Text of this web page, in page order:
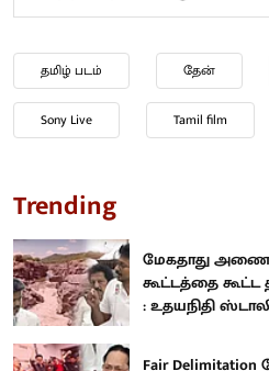
தமிழ் படம் தேன்
Sony Live Tamil film
Trending
மேகதாது அணை
கூட்டத்தை கூட்ட
: உதயநிதி
Fair